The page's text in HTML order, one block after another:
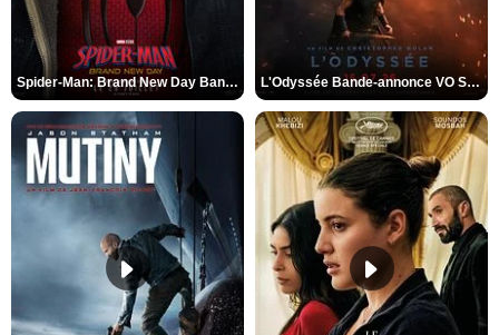
Spider-Man: Brand New Day Bande-annonce VO STFR L'Odyssée Bande-annonce VO STFR